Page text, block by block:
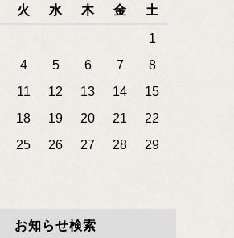
火 水 木 金 土
1
4 5 6 7
8
11 12 13 14
15
18 19 20 21
22
25 26 27 28
29
お知らせ検索